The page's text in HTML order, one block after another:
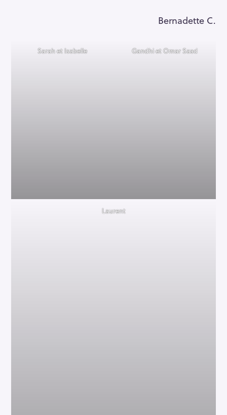
Bernadette C.
Sarah et Isabelle Gandhi et Omar Saad
Laurent